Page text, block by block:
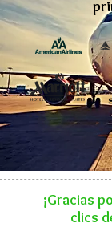
¡Gracias
clics